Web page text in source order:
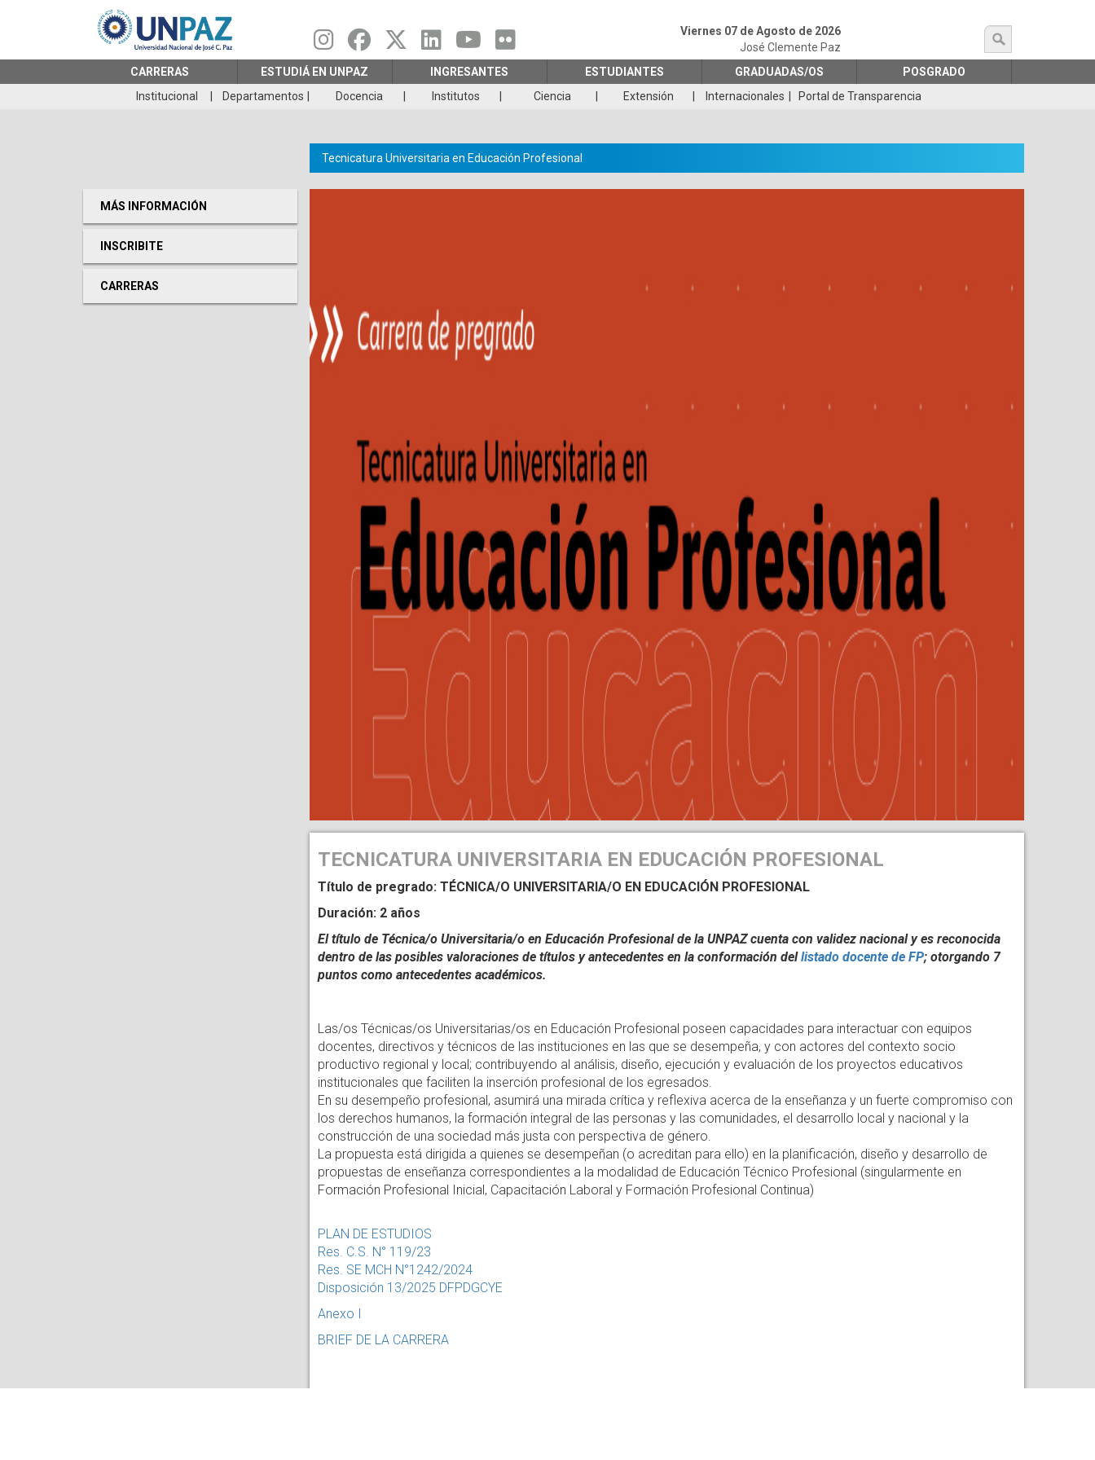
principal
búsqueda
Viernes 07 de Agosto de 2026
José Clemente Paz
CARRERAS
ESTUDIÁ EN UNPAZ INGRESANTES ESTUDIANTES GRADUADAS/OS
POSGRADO
Institucional
Departamentos Docencia Institutos Ciencia Extensión Internacionales Portal de Transparencia
MÁS INFORMACIÓN
INSCRIBITE
CARRERAS
Tecnicatura Universitaria en Educación Profesional
TECNICATURA UNIVERSITARIA EN EDUCACIÓN PROFESIONAL
Título de pregrado: TÉCNICA/O UNIVERSITARIA/O EN EDUCACIÓN PROFESIONAL
Duración: 2 años
El título de Técnica/o Universitaria/o en Educación Profesional de la UNPAZ cuenta con validez nacional y es reconocida
dentro de las posibles valoraciones de títulos y antecedentes en la conformación dellistado docente de FP; otorgando 7
puntos como antecedentes académicos.
Las/os Técnicas/os Universitarias/os en Educación Profesional poseen capacidades para interactuar con equipos
docentes, directivos y técnicos de las instituciones en las que se desempeña, y con actores del contexto socio
productivo regional y local; contribuyendo al análisis, diseño, ejecución y evaluación de los proyectos educativos
institucionales que faciliten la inserción profesional de los egresados.
En su desempeño profesional, asumirá una mirada crítica y reflexiva acerca de la enseñanza y un fuerte compromiso con
los derechos humanos, la formación integral de las personas y las comunidades, el desarrollo local y nacional y la
construcción de una sociedad más justa con perspectiva de género.
La propuesta está dirigida a quienes se desempeñan (o acreditan para ello) en la planificación, diseño y desarrollo de
propuestas de enseñanza correspondientes a la modalidad de Educación Técnico Profesional (singularmente en
Formación Profesional Inicial, Capacitación Laboral y Formación Profesional Continua)
PLAN DE ESTUDIOS
Res. C.S. N° 119/23
Res. SE MCH N°1242/2024
Disposición 13/2025 DFPDGCYE
Anexo I
BRIEF DE LA CARRERA